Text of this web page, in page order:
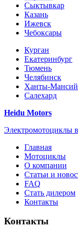
Сыктывкар
Казань
Ижевск
Чебоксары
Курган
Екатеринбург
Тюмень
Челябинск
Ханты-
Салехард
Heidu Motors
Электромотоциклы
Главная
Мотоциклы
О компании
Статьи и
FAQ
Стать дилером
Контакты
Контакты